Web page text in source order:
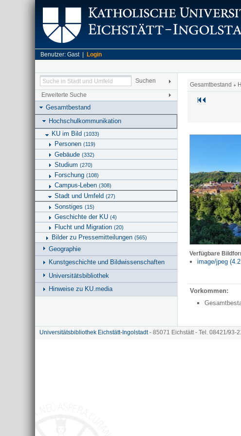
Benutzer: Gast | Login
Erweiterte Suche
Gesamtbestand
Hochschulkommunikation
KU im Bild (1033)
Personen (119)
Gebäude (332)
Studium (270)
Forschung (108)
Campus-Leben (308)
Stadt und Umfeld (27)
Sonstiges (15)
Geschichte der KU (4)
Flucht und Migration (20)
Bilder zu Pressemitteilungen (565)
Geographie
Kunstgeschichte und Bildwissenschaften
Universitätsbibliothek
Hinweise zu KU.media
Gesamtbestand
Verfügbare
image/jpeg
Vorkommen:
Universitätsbibliothek Eichstätt-Ingolstadt- 85071 Eichstätt - Tel. 08421/93-